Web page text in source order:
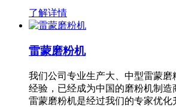
了解详情
雷蒙磨粉机
我们公司专业生产大、中型雷蒙磨
经验，已经成为中国的磨粉机制造
雷蒙磨粉机是经过我们的专家优化